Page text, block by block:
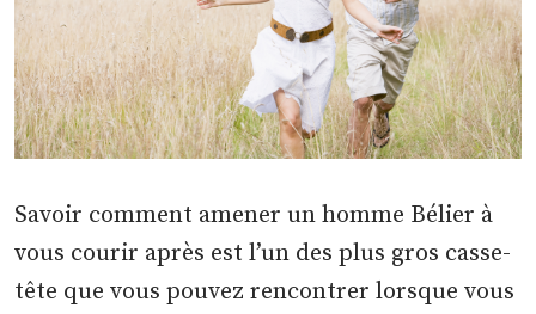
Savoir comment amener un homme Bélier à
vous courir après est l’un des plus gros casse-
tête que vous pouvez rencontrer lorsque vous